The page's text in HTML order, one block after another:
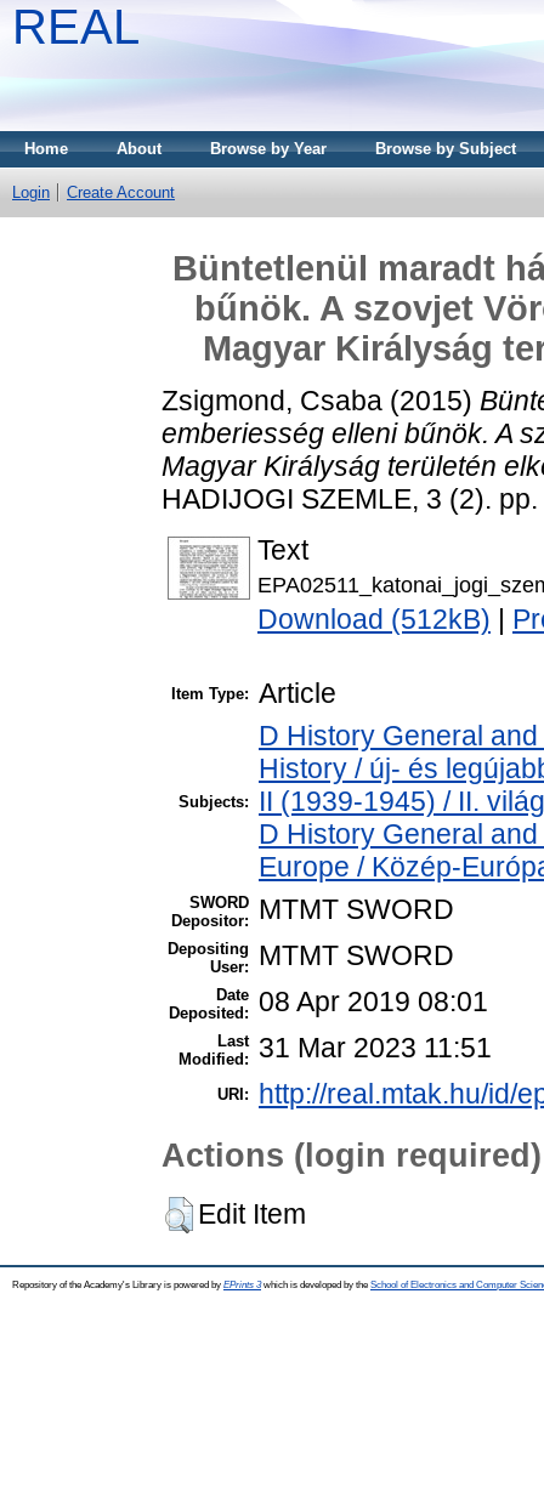
REAL
Home About Browse by Year Browse by Subject
Login Create Account
Büntetlenül maradt
bűnök. A szovjet
Magyar Királyság
Zsigmond, Csaba (2015)
emberiesség elleni bűnök. A
Magyar Királyság területén
HADIJOGI SZEMLE, 3 (2).
Text
Download (512kB)
Item Type: Article
Subjects:
D History General
History / új- és
II (1939-1945) / II.
D History General
Europe / Közép-
SWORD
Depositor:
MTMT SWORD
Depositing
User:
MTMT SWORD
Date
Deposited:
08 Apr 2019 08:01
Last
Modified:
31 Mar 2023 11:51
URI: http://real.mtak.hu/id/
Actions (login required)
Edit Item
Repository of the Academy's Library is powered by EPrints 3which is developed by the School of Electronics and Computer